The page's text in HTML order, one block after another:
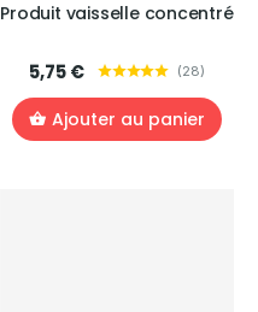
Produit vaisselle concentré
5,75 € (28)
Ajouter au panier